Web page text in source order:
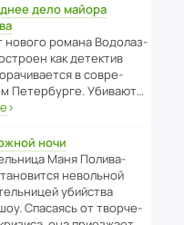
дело майора
романа Водо­ла­з­
как дете­ктив
в совре­
Пете­р­бурге. Убивают…
›
ночи
Маня Поли­ва­
невольной
убийства
Спасаясь от твор­че­